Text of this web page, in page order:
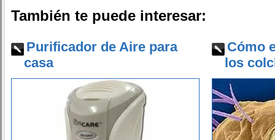
También te puede interesar:
Purificador de Aire para
casa
Cómo
los